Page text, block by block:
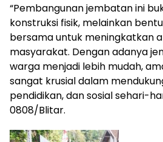
“Pembangunan jembatan ini
konstruksi fisik, melainkan
bersama untuk meningkatkan
masyarakat. Dengan adanya
warga menjadi lebih mudah,
sangat krusial dalam
pendidikan, dan sosial sehari-
0808/Blitar.